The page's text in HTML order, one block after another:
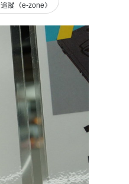
追蹤《e-zone》